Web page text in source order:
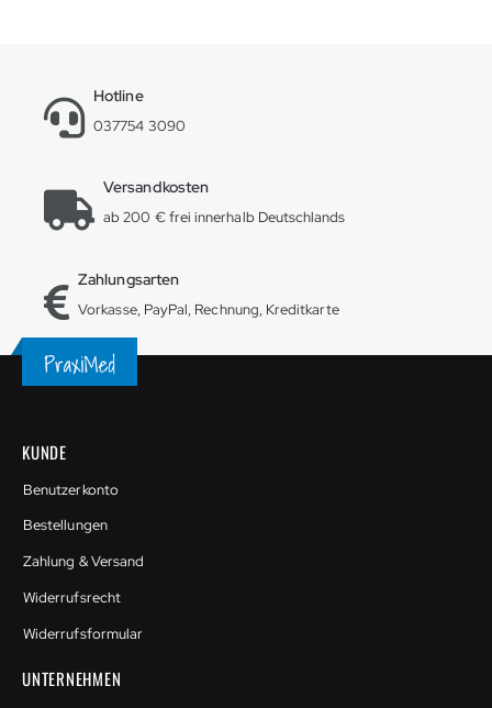
Hotline
037754 3090
Versandkosten
ab 200 € frei innerhalb Deutschlands
Zahlungsarten
Vorkasse, PayPal, Rechnung, Kreditkarte
KUNDE
Benutzerkonto
Bestellungen
Zahlung & Versand
Widerrufsrecht
Widerrufsformular
UNTERNEHMEN